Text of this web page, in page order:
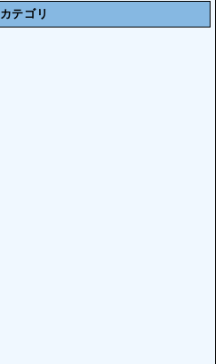
カテゴリ